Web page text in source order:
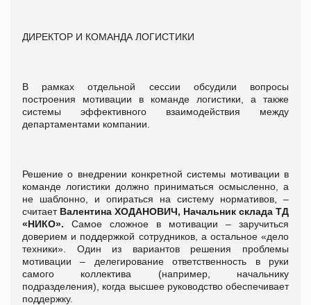
ДИРЕКТОР И КОМАНДА ЛОГИСТИКИ
В рамках отдельной сессии обсудили вопросы
построения мотивации в команде логистики, а также
системы эффективного взаимодействия между
департаментами компании.
Решение о внедрении конкретной системы мотивации в
команде логистики должно приниматься осмысленно, а
не шаблонно, и опираться на систему нормативов, –
считает Валентина ХОДАНОВИЧ, Начальник склада ТД
«НИКО». Самое сложное в мотивации – заручиться
доверием и поддержкой сотрудников, а остальное «дело
техники». Один из вариантов решения проблемы
мотивации – делегирование ответственность в руки
самого коллектива (например, начальнику
подразделения), когда высшее руководство обеспечивает
поддержку.